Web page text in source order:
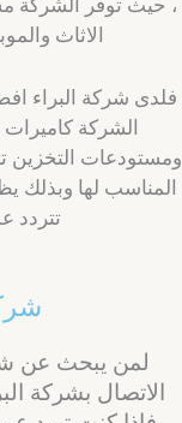
الاثاث
شركة البراء
الشركة كاميرات
التخزين
لها وبذلك
تتردد
لمن يبحث عن
الاتصال بشركة